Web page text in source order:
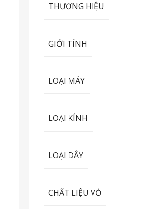
THƯƠNG HIỆU
GIỚI TÍNH
LOẠI MÁY
LOẠI KÍNH
LOẠI DÂY
CHẤT LIỆU VỎ